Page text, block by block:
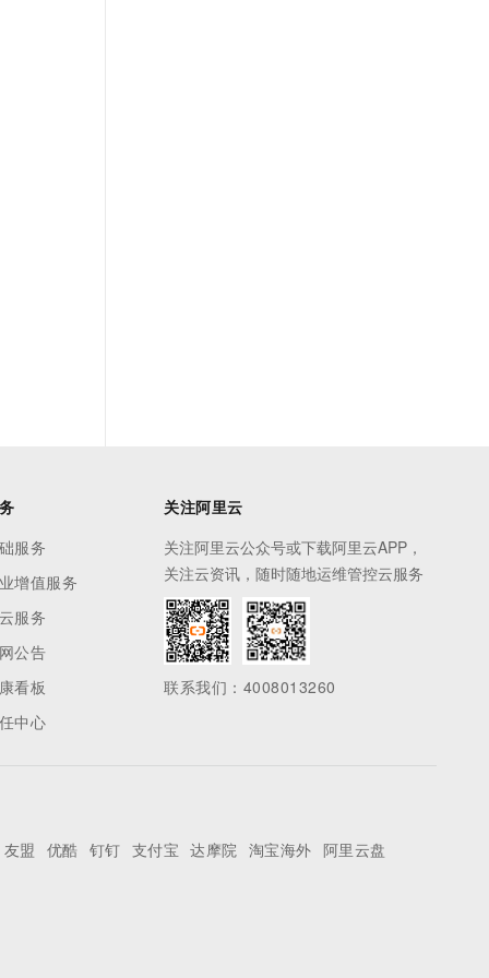
服务
增值服务
服务
公告
看板
中心
关注阿里云
关注阿里云公众号或下载阿里云APP，
关注云资讯，随时随地运维管控云服务
联系我们：4008013260
友盟 优酷 钉钉 支付宝 达摩院 淘宝海外 阿里云盘